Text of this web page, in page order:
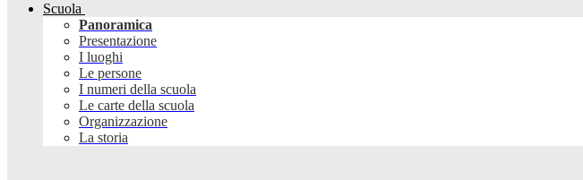
Scuola
Panoramica
Presentazione
I luoghi
Le persone
I numeri della scuola
Le carte della scuola
Organizzazione
La storia